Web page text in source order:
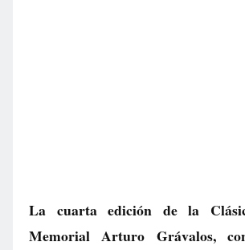
La cuarta edición de la
Memorial Arturo Grávalos,